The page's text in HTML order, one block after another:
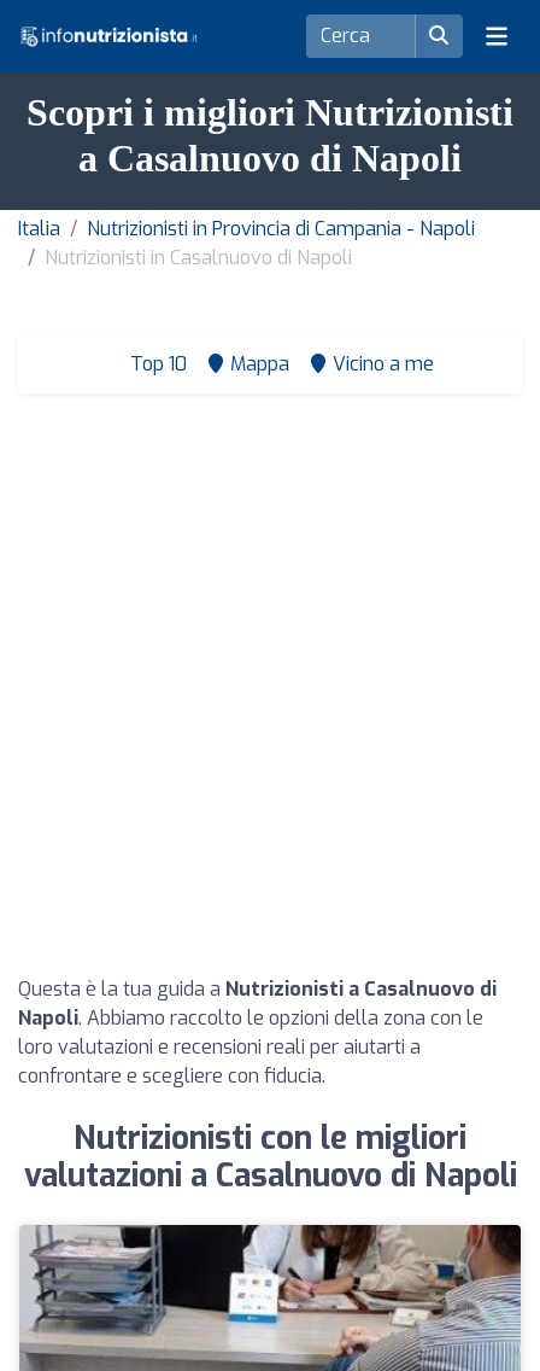
Scopri i migliori Nutrizionisti
a Casalnuovo di Napoli
Italia
Nutrizionisti in Provincia di Campania - Napoli
Nutrizionisti in Casalnuovo di Napoli
Top 10 Mappa Vicino a me
Questa è la tua guida a Nutrizionisti a Casalnuovo di
Napoli. Abbiamo raccolto le opzioni della zona con le
loro valutazioni e recensioni reali per aiutarti a
confrontare e scegliere con fiducia.
Nutrizionisti con le migliori
valutazioni a Casalnuovo di Napoli